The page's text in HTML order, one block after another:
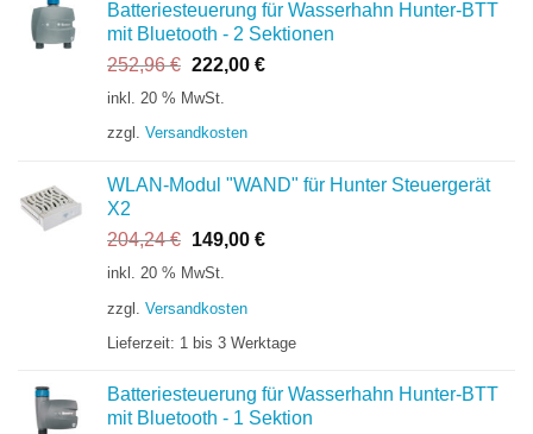
Batteriesteuerung für Wasserhahn Hunter-BTT
mit Bluetooth - 2 Sektionen
252,96€ Ursprünglicher
Preis
252,96 €
222,00 €Aktueller
inkl. 20 % MwSt.
zzgl. Versandkosten
WLAN-Modul "WAND" für Hunter Steuergerät
X2
204,24€ Ursprünglicher
Preis
204,24 €
149,00 €Aktueller
inkl. 20 % MwSt.
zzgl. Versandkosten
Lieferzeit: 1 bis 3 Werktage
Batteriesteuerung für Wasserhahn Hunter-BTT
mit Bluetooth - 1 Sektion